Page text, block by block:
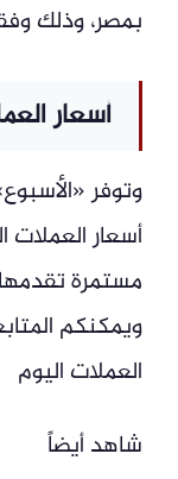
بمصر، وذلك
أسعار
وتوفر
أسعار
مستمرة
ويمكنكم
العملات اليوم
شاهد أيضاً